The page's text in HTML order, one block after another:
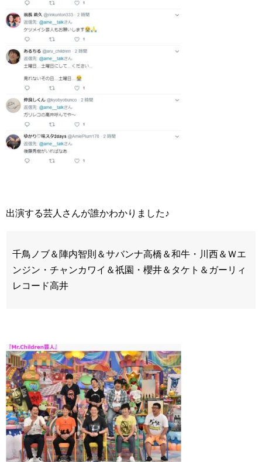
出演する芸人さんが誰かわかりました♪
千鳥ノブ＆陣内智則＆サバンナ高橋＆和牛・川西＆Ｗエ
ンジン・チャンカワイ＆祇園・櫻井＆タケト＆ガーリィ
レコード高井